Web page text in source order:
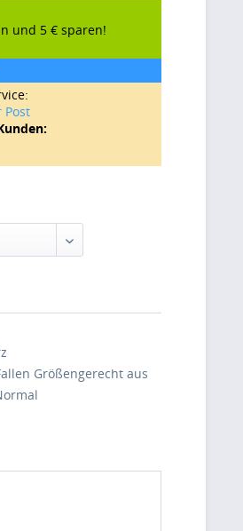
und 5 € sparen!
Post
Größengerecht aus